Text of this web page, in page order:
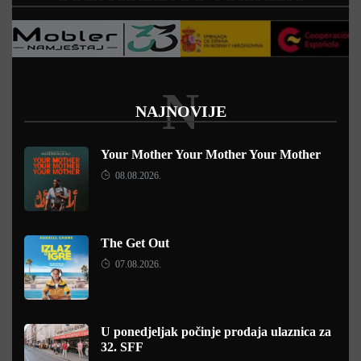
NAJNOVIJE
N
Your Mother Your Mother Your Mother
08.08.2026.
The Get Out
07.08.2026.
U ponedjeljak počinje prodaja ulaznica za
32. SFF